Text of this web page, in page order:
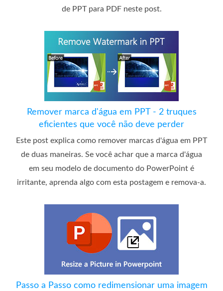
de PPT para PDF neste post.
Remover marca d'água em PPT - 2 truques
eficientes que você não deve perder
Este post explica como remover marcas d'água em PPT
de duas maneiras. Se você achar que a marca d'água
em seu modelo de documento do PowerPoint é
irritante, aprenda algo com esta postagem e remova-a.
Passo a Passo como redimensionar uma imagem